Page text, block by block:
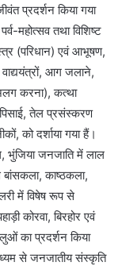
प्रदर्शन किया गया
महोत्सव तथा विशिष्ट
(परिधान) एवं आभूषण,
आग जलाने,
करना), कत्था
तेल प्रसंस्करण
को दर्शाया गया हैं।
भुंजिया जनजाति में लाल
काष्ठकला,
में विषेष रूप से
कोरवा, बिरहोर एवं
का प्रदर्शन किया
से जनजातीय संस्कृति